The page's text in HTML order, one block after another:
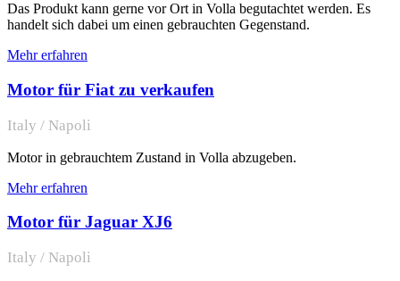
Das Produkt kann gerne vor Ort in Volla begutachtet werden. Es
handelt sich dabei um einen gebrauchten Gegenstand.
Mehr erfahren
Motor für Fiat zu verkaufen
Italy / Napoli
Motor in gebrauchtem Zustand in Volla abzugeben.
Mehr erfahren
Motor für Jaguar XJ6
Italy / Napoli